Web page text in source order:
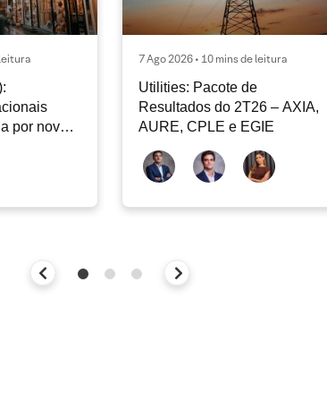
por nova
7 Ago 2026 • 10 mins de leitura
Utilities: Pacote de
Resultados do 2T26 – AXIA,
AURE, CPLE e EGIE